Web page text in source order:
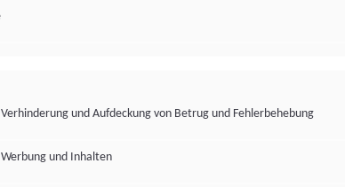
und Aufdeckung von Betrug und Fehlerbehebung
und Inhalten